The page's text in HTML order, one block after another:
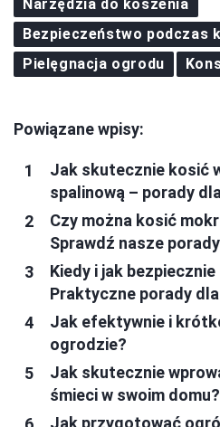
Narzędzia do koszenia
Bezpieczeństwo podczas
Pielęgnacja ogrodu
Powiązane wpisy:
Jak skutecznie kosić
spalinową – porady
Czy można kosić
Sprawdź nasze
Kiedy i jak
Praktyczne porady
Jak efektywnie i
ogrodzie?
Jak skutecznie
śmieci w swoim domu?
Jak przygotować